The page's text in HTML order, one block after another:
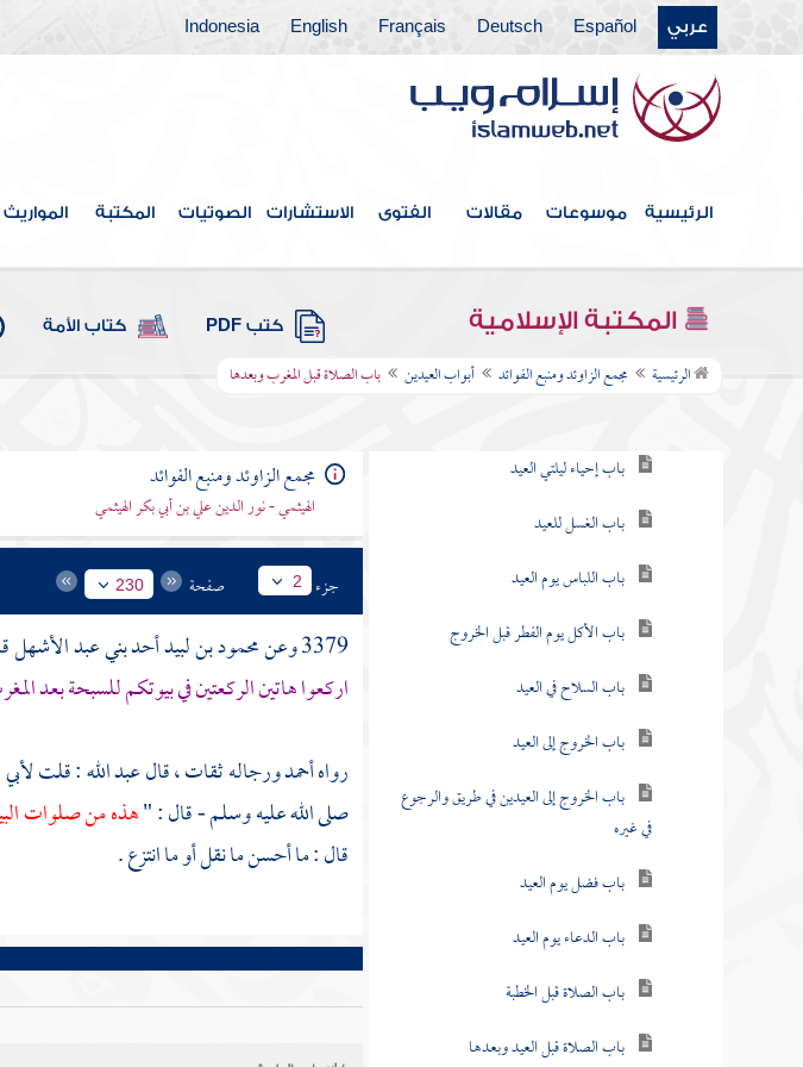
عربي Español
Deutsch
Français
English
Indonesia
الرئيسية موسوعات مقالات الفتوى الاستشارات الصوتيات المكتبة المواريث
المكتبة الإسلامية كتب PDF كتاب الأمة
الرئيسية مجمع الزاوئد ومنبع الفوائد أبواب العيدين باب الصلاة قبل المغرب وبعدها
فهرس الكتاب
خطبة الكتاب
كتاب الإيمان
كتاب العلم
كتاب الصلاة
أبواب العيدين
باب إحياء ليلتي العيد
باب الغسل للعيد
باب اللباس يوم العيد
باب الأكل يوم الفطر قبل الخروج
باب السلاح في العيد
باب الخروج إلى العيد
باب الخروج إلى العيدين في طريق والرجوع
في غيره
باب فضل يوم العيد
باب الدعاء يوم العيد
باب الصلاة قبل الخطبة
باب الصلاة قبل العيد وبعدها
مجمع الزاوئد ومنبع الفوائد
الهيثمي - نور الدين علي بن أبي بكر الهيثمي
جزء 2 صفحة 230
3379 وعن محمود بن لبيد أحد بني عبد الأشهل
اركعوا هاتين الركعتين في بيوتكم للسبحة بعد
رواهأحمدورجاله ثقات ، قالعبد الله: قلت لأبي
صلى الله عليه وسلم - قال : "هذه من صلوات
قال : ما أحسن ما نقل أو ما انتزع .